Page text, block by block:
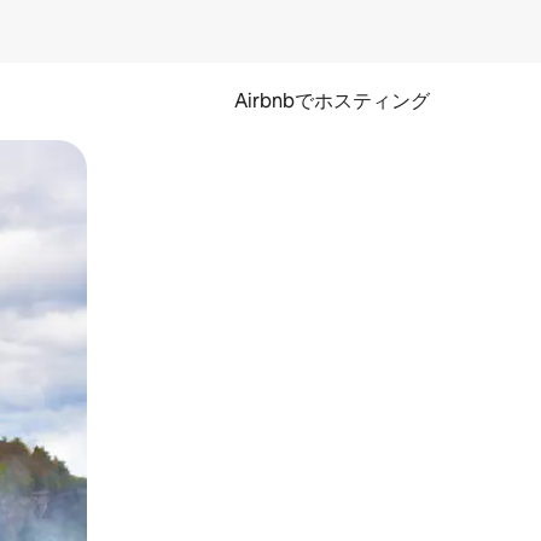
Airbnbでホスティング
できます。